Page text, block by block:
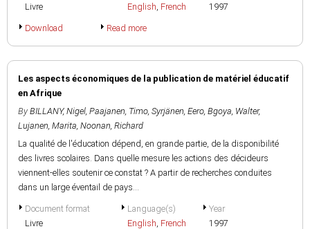
Livre
English, French
1997
Download Read more
Les aspects économiques de la publication de matériel éducatif
en Afrique
By BILLANY, Nigel, Paajanen, Timo, Syrjänen, Eero, Bgoya, Walter,
Lujanen, Marita, Noonan, Richard
La qualité de l'éducation dépend, en grande partie, de la disponibilité
des livres scolaires. Dans quelle mesure les actions des décideurs
viennent-elles soutenir ce constat ? A partir de recherches conduites
dans un large éventail de pays...
Document format
Livre
Language(s)
English, French
Year
1997